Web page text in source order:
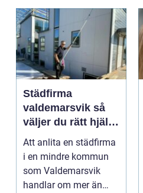
Städfirma
valdemarsvik så
väljer du rätt hjälp
för hem och
företag
Att anlita en städfirma
i en mindre kommun
som Valdemarsvik
handlar om mer än